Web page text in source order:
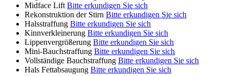
Midface Lift Bitte erkundigen Sie sich
Rekonstruktion der Stirn Bitte erkundigen Sie sich
Halsstraffung Bitte erkundigen Sie sich
Kinnverkleinerung Bitte erkundigen Sie sich
Lippenvergrößerung Bitte erkundigen Sie sich
Mini-Bauchstraffung Bitte erkundigen Sie sich
Vollständige Bauchstraffung Bitte erkundigen Sie sich
Hals Fettabsaugung Bitte erkundigen Sie sich